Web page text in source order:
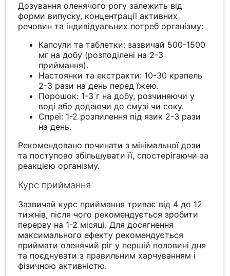
Дозування оленячого рогу залежить від
форми випуску, концентрації активних
речовин та індивідуальних потреб організму:
Капсули та таблетки: зазвичай 500-1500
мг на добу (розподілені на 2-3
приймання).
Настоянки та екстракти: 10-30 крапель
2-3 рази на день перед їжею.
Порошок: 1-3 г на добу, розчиняючи у
воді або додаючи до смузі чи соку.
Спреї: 1-2 розпилення під язик 2-3 рази
на день.
Рекомендовано починати з мінімальної дози
та поступово збільшувати її, спостерігаючи за
реакцією організму.
Курс приймання
Зазвичай курс приймання триває від 4 до 12
тижнів, після чого рекомендується зробити
перерву на 1-2 місяці. Для досягнення
максимального ефекту рекомендується
приймати оленячий ріг у першій половині дня
та поєднувати з правильним харчуванням і
фізичною активністю.